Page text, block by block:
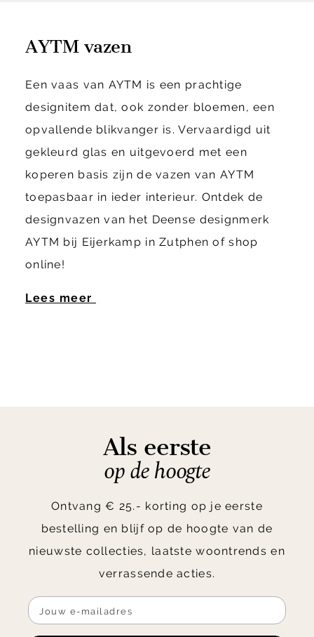
AYTM vazen
Een vaas van AYTM is een prachtige
designitem dat, ook zonder bloemen, een
opvallende blikvanger is. Vervaardigd uit
gekleurd glas en uitgevoerd met een
koperen basis zijn de vazen van AYTM
toepasbaar in ieder interieur. Ontdek de
designvazen van het Deense designmerk
AYTM bij Eijerkamp in Zutphen of shop
online!
Lees meer
Als eerste
op de hoogte
Ontvang € 25.- korting op je eerste
bestelling en blijf op de hoogte van de
nieuwste collecties, laatste woontrends en
verrassende acties.